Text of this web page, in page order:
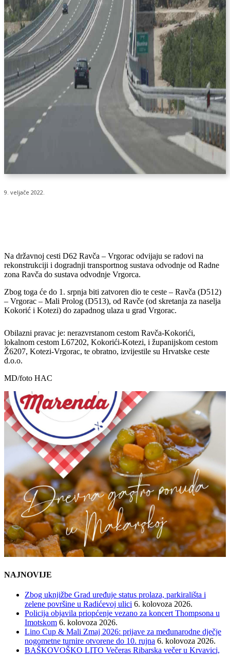
9. veljače 2022.
Na državnoj cesti D62 Ravča – Vrgorac odvijaju se radovi na
rekonstrukciji i dogradnji transportnog sustava odvodnje od Radne
zona Ravča do sustava odvodnje Vrgorca.
Zbog toga će do 1. srpnja biti zatvoren dio te ceste – Ravča (D512)
– Vrgorac – Mali Prolog (D513), od Ravče (od skretanja za naselja
Kokorić i Kotezi) do zapadnog ulaza u grad Vrgorac.
Obilazni pravac je: nerazvrstanom cestom Ravča-Kokorići,
lokalnom cestom L67202, Kokorići-Kotezi, i županijskom cestom
Ž6207, Kotezi-Vrgorac, te obratno, izvijestile su Hrvatske ceste
d.o.o.
MD/foto HAC
NAJNOVIJE
Zbog uknjižbe Grad uređuje status prolaza, parkirališta i
zelene površine u Radićevoj ulici 6. kolovoza 2026.
Policija objavila priopćenje vezano za koncert Thompsona u
Imotskom 6. kolovoza 2026.
Lino Cup & Mali Zmaj 2026: prijave za međunarodne dječje
nogometne turnire otvorene do 10. rujna 6. kolovoza 2026.
BAŠKOVOŠKO LITO Večeras Ribarska večer u Krvavici,